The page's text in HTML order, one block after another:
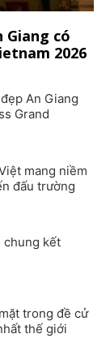
Giang có
2026
An Giang
Grand
mang niềm
đấu trường
chung kết
trong đề cử
thế giới